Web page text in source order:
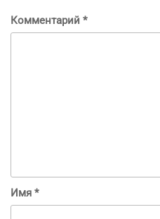
Комментарий *
Имя *